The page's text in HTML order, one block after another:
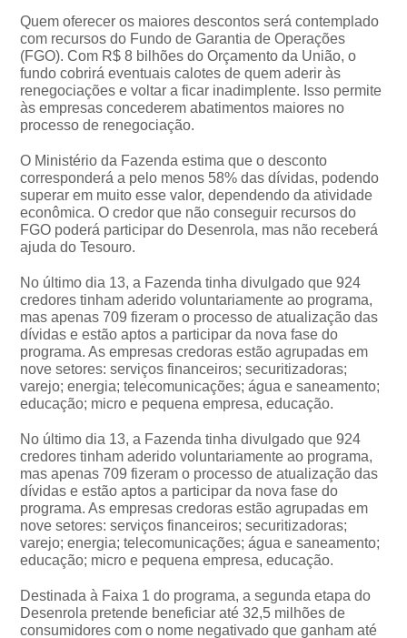
Quem oferecer os maiores descontos será contemplado
com recursos do Fundo de Garantia de Operações
(FGO). Com R$ 8 bilhões do Orçamento da União, o
fundo cobrirá eventuais calotes de quem aderir às
renegociações e voltar a ficar inadimplente. Isso permite
às empresas concederem abatimentos maiores no
processo de renegociação.
O Ministério da Fazenda estima que o desconto
corresponderá a pelo menos 58% das dívidas, podendo
superar em muito esse valor, dependendo da atividade
econômica. O credor que não conseguir recursos do
FGO poderá participar do Desenrola, mas não receberá
ajuda do Tesouro.
No último dia 13, a Fazenda tinha divulgado que 924
credores tinham aderido voluntariamente ao programa,
mas apenas 709 fizeram o processo de atualização das
dívidas e estão aptos a participar da nova fase do
programa. As empresas credoras estão agrupadas em
nove setores: serviços financeiros; securitizadoras;
varejo; energia; telecomunicações; água e saneamento;
educação; micro e pequena empresa, educação.
No último dia 13, a Fazenda tinha divulgado que 924
credores tinham aderido voluntariamente ao programa,
mas apenas 709 fizeram o processo de atualização das
dívidas e estão aptos a participar da nova fase do
programa. As empresas credoras estão agrupadas em
nove setores: serviços financeiros; securitizadoras;
varejo; energia; telecomunicações; água e saneamento;
educação; micro e pequena empresa, educação.
Destinada à Faixa 1 do programa, a segunda etapa do
Desenrola pretende beneficiar até 32,5 milhões de
consumidores com o nome negativado que ganham até